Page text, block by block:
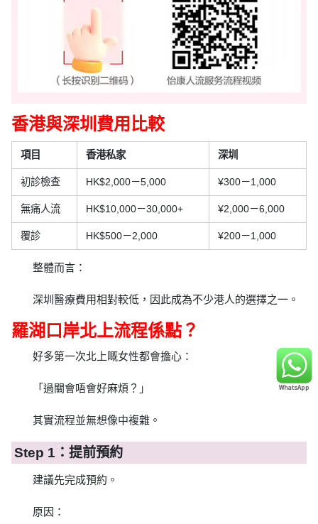
香港與深圳費用比較
項目 香港私家 深圳
初診檢查 HK$2,000－5,000 ¥300－1,000
無痛人流 HK$10,000－30,000+ ¥2,000－6,000
覆診 HK$500－2,000 ¥200－1,000
整體而言：
深圳醫療費用相對較低，因此成為不少港人的選擇之一。
羅湖口岸北上流程係點？
好多第一次北上嘅女性都會擔心：
「過關會唔會好麻煩？」
其實流程並無想像中複雜。
Step 1：提前預約
建議先完成預約。
原因：